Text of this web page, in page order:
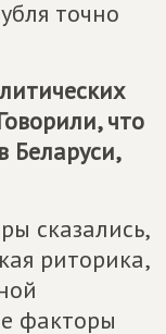
точно
что
Беларуси,
сказались,
риторика,
факторы